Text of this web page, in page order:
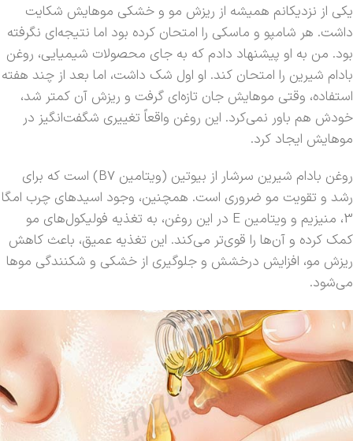
یکی از نزدیکانم همیشه از ریزش مو و خشکی موهایش شکایت
داشت. هر شامپو و ماسکی را امتحان کرده بود اما نتیجه‌ای نگرفته
بود. من به او پیشنهاد دادم که به جای محصولات شیمیایی، روغن
بادام شیرین را امتحان کند. او اول شک داشت، اما بعد از چند هفته
استفاده، وقتی موهایش جان تازه‌ای گرفت و ریزش آن کمتر شد،
خودش هم باور نمی‌کرد. این روغن واقعاً تغییری شگفت‌انگیز در
موهایش ایجاد کرد.
روغن بادام شیرین سرشار از بیوتین (ویتامین B7) است که برای
رشد و تقویت مو ضروری است. همچنین، وجود اسیدهای چرب امگا
3، منیزیم و ویتامین E در این روغن، به تغذیه فولیکول‌های مو
کمک کرده و آن‌ها را قوی‌تر می‌کند. این تغذیه عمیق، باعث کاهش
ریزش مو، افزایش درخشش و جلوگیری از خشکی و شکنندگی موها
می‌شود.